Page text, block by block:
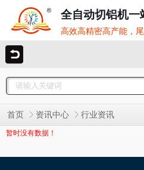
全自动切铝机一
高效高精密高产能，
首页 资讯中心 行业资讯
暂时没有数据！